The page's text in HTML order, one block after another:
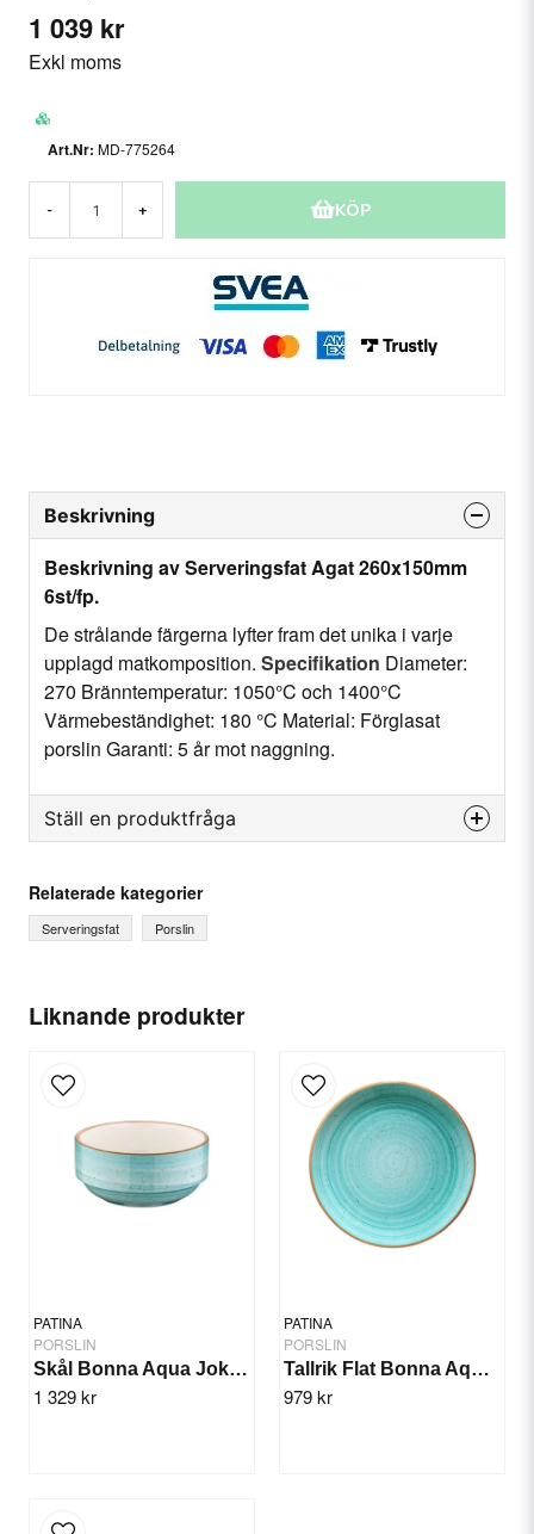
1 039 kr
Exkl moms
MD-775264
- + KÖP
Liknande produkter
PATINA
PORSLIN
Skål Bonna Aqua Joker 14cm/12st
1 329 kr
PATINA
PORSLIN
Tallrik Flat Bonna Aqua 30cm/6st
979 kr
Beskrivning
Beskrivning av Serveringsfat Agat 260x150mm
6st/fp.
De strålande färgerna lyfter fram det unika i varje
upplagd matkomposition. Specifikation Diameter:
270 Bränntemperatur: 1050°C och 1400°C
Värmebeständighet: 180 °C Material: Förglasat
porslin Garanti: 5 år mot naggning.
Ställ en produktfråga
Fråga oss något om denna produkten...
Ditt namn
email
E-postadress
Ja, ni får publicera min fråga
Relaterade kategorier
Serveringsfat Porslin